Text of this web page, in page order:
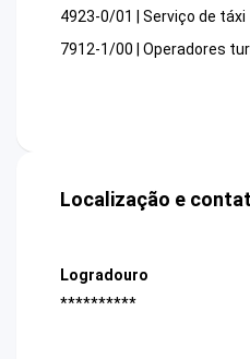
4923-0/01 | Serviço de táxi
7912-1/00 | Operadores
Localização e
Logradouro
**********